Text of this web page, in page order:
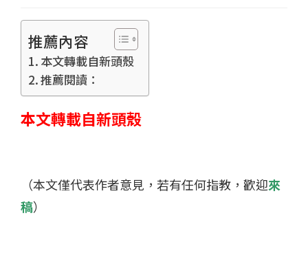
推薦內容
本文轉載自新頭殼
推薦閱讀：
本文轉載自新頭殼
（本文僅代表作者意見，若有任何指教，歡迎來
稿）